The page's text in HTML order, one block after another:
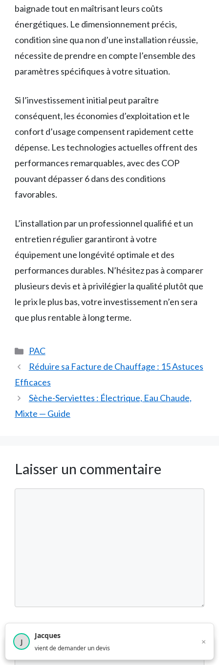
baignade tout en maîtrisant leurs coûts
énergétiques. Le dimensionnement précis,
condition sine qua non d’une installation réussie,
nécessite de prendre en compte l’ensemble des
paramètres spécifiques à votre situation.
Si l’investissement initial peut paraître
conséquent, les économies d’exploitation et le
confort d’usage compensent rapidement cette
dépense. Les technologies actuelles offrent des
performances remarquables, avec des COP
pouvant dépasser 6 dans des conditions
favorables.
L’installation par un professionnel qualifié et un
entretien régulier garantiront à votre
équipement une longévité optimale et des
performances durables. N’hésitez pas à comparer
plusieurs devis et à privilégier la qualité plutôt que
le prix le plus bas, votre investissement n’en sera
que plus rentable à long terme.
Catégories
PAC
Réduire sa Facture de Chauffage : 15 Astuces
Efficaces
Sèche-Serviettes : Électrique, Eau Chaude,
Mixte — Guide
Laisser un commentaire
Nom
4 209utilisateurs ce mois-ci
J
Jacques
vient de demander un devis
×